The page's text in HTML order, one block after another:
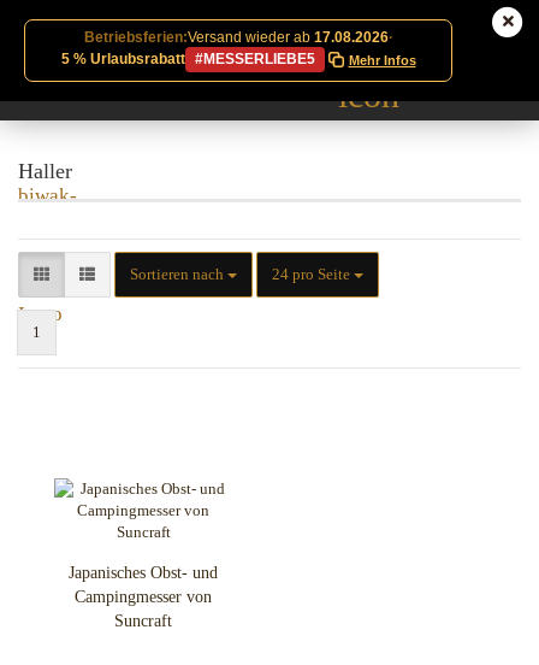
Betriebsferien:Versand wieder ab 17.08.2026·
5 % Urlaubsrabatt
#MESSERLIEBE5 Mehr Infos
Haller
Sortieren nach
Sortieren nach 24 pro Seite
pro Seite
1
Japanisches Obst- und
Campingmesser von
Suncraft